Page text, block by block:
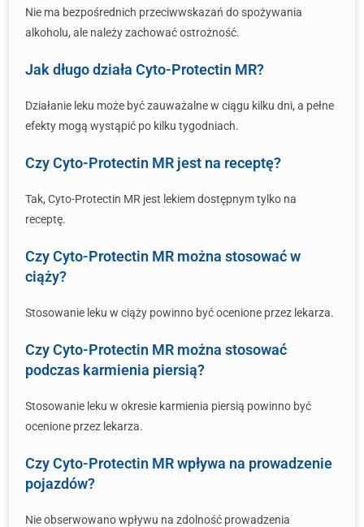
Nie ma bezpośrednich przeciwwskazań do spożywania
alkoholu, ale należy zachować ostrożność.
Jak długo działa Cyto-Protectin MR?
Działanie leku może być zauważalne w ciągu kilku dni, a pełne
efekty mogą wystąpić po kilku tygodniach.
Czy Cyto-Protectin MR jest na receptę?
Tak, Cyto-Protectin MR jest lekiem dostępnym tylko na
receptę.
Czy Cyto-Protectin MR można stosować w
ciąży?
Stosowanie leku w ciąży powinno być ocenione przez lekarza.
Czy Cyto-Protectin MR można stosować
podczas karmienia piersią?
Stosowanie leku w okresie karmienia piersią powinno być
ocenione przez lekarza.
Czy Cyto-Protectin MR wpływa na prowadzenie
pojazdów?
Nie obserwowano wpływu na zdolność prowadzenia